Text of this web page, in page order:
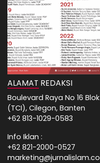
ALAMAT REDAKSI
Boulevard Raya No 16
(TCI), Cilegon, Banten
+62 813-1029-0583
Info Iklan :
+62 821-2000-0527